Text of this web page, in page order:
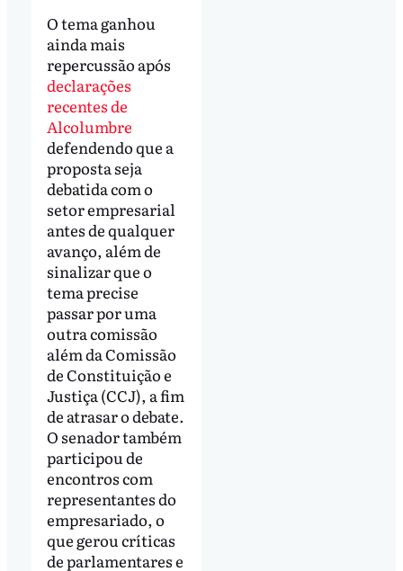
O tema ganhou
ainda mais
repercussão após
declarações
recentes de
Alcolumbre
defendendo que a
proposta seja
debatida com o
setor empresarial
antes de qualquer
avanço, além de
sinalizar que o
tema precise
passar por uma
outra comissão
além da Comissão
de Constituição e
Justiça (CCJ), a fim
de atrasar o debate.
O senador também
participou de
encontros com
representantes do
empresariado, o
que gerou críticas
de parlamentares e